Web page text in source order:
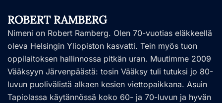
ROBERT RAMBERG
Nimeni on Robert Ramberg. Olen 70-vuotias eläkkeellä
oleva Helsingin Yliopiston kasvatti. Tein myös tuon
oppilaitoksen hallinnossa pitkän uran. Muutimme 2009
Vääksyyn Järvenpäästä: tosin Vääksy tuli tutuksi jo 80-
luvun puolivälistä alkaen kesien viettopaikkana. Asuin
Tapiolassa käytännössä koko 60- ja 70-luvun ja hyvän